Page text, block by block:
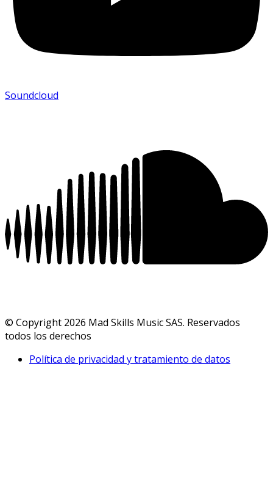
Soundcloud
© Copyright 2026 Mad Skills Music SAS. Reservados
todos los derechos
Política de privacidad y tratamiento de datos